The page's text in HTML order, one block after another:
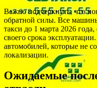
Важно подчеркнуть, что
обратной силы. Все
такси до 1 марта 2026
своего срока
автомобилей, которые не
локализации.
Ожидаемые